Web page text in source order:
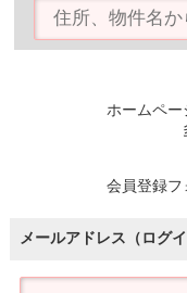
ホームペ
会員登録フ
メールアドレス（ログイ